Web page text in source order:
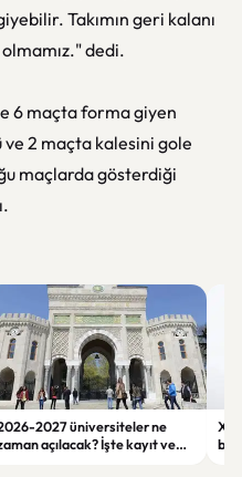
Takımın geri kalanı
dedi.
6 maçta forma giyen
ve 2 maçta kalesini gole
maçlarda gösterdiği
2027 üniversiteler ne
açılacak? İşte kayıt ve
bin